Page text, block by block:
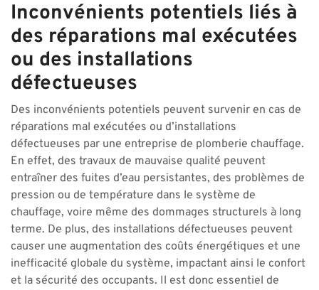
Inconvénients potentiels liés à
des réparations mal exécutées
ou des installations
défectueuses
Des inconvénients potentiels peuvent survenir en cas de
réparations mal exécutées ou d’installations
défectueuses par une entreprise de plomberie chauffage.
En effet, des travaux de mauvaise qualité peuvent
entraîner des fuites d’eau persistantes, des problèmes de
pression ou de température dans le système de
chauffage, voire même des dommages structurels à long
terme. De plus, des installations défectueuses peuvent
causer une augmentation des coûts énergétiques et une
inefficacité globale du système, impactant ainsi le confort
et la sécurité des occupants. Il est donc essentiel de